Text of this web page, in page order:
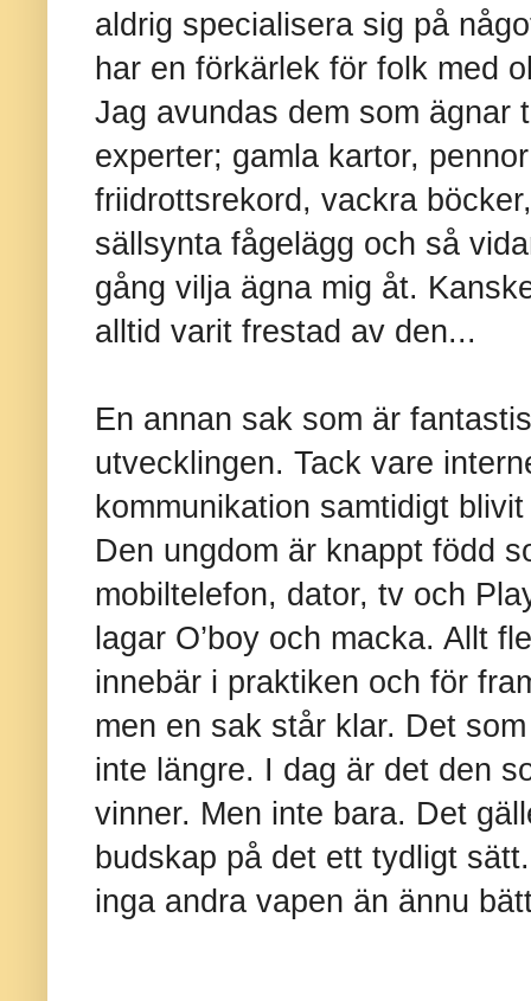
aldrig specialisera sig på
har en förkärlek för folk med
Jag avundas dem som ägnar
experter; gamla kartor,
friidrottsrekord, vackra
sällsynta fågelägg och så
gång vilja ägna mig åt.
alltid varit frestad av den...
En annan sak som är
utvecklingen. Tack vare
kommunikation samtidigt
Den ungdom är knappt född
mobiltelefon, dator, tv och
lagar O’boy och macka. Allt
innebär i praktiken och för
men en sak står klar. Det
inte längre. I dag är det den
vinner. Men inte bara. Det
budskap på det ett tydligt
inga andra vapen än ännu